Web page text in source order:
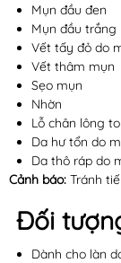
Mụn đầu đen
Mụn đầu trắng
Vết tấy đỏ do
Vết thâm mụn
Sẹo mụn
Nhờn
Lỗ chân lông to
Da hư tổn do
Da thô ráp do
Cảnh báo: Tránh
Đối
Dành cho làn